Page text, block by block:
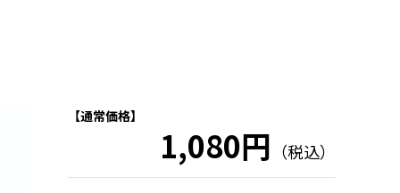
【通常価格】
1,080円 （税込）